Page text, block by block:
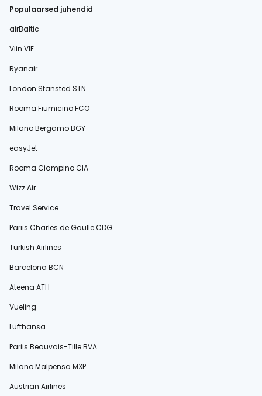
Populaarsed juhendid
airBaltic
Viin VIE
Ryanair
London Stansted STN
Rooma Fiumicino FCO
Milano Bergamo BGY
easyJet
Rooma Ciampino CIA
Wizz Air
Travel Service
Pariis Charles de Gaulle CDG
Turkish Airlines
Barcelona BCN
Ateena ATH
Vueling
Lufthansa
Pariis Beauvais-Tille BVA
Milano Malpensa MXP
Austrian Airlines